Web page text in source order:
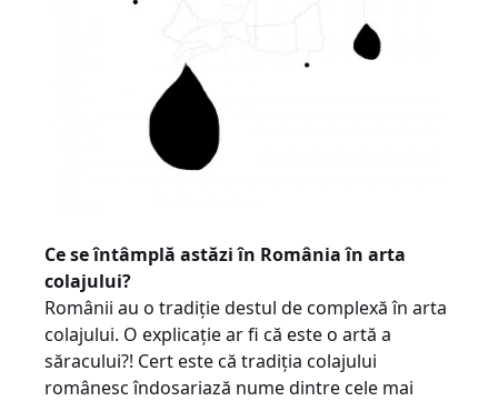
Ce se întâmplă astăzi în România în arta
colajului?
Românii au o tradiţie destul de complexă în arta
colajului. O explicaţie ar fi că este o artă a
săracului?! Cert este că tradiţia colajului
românesc îndosariază nume dintre cele mai